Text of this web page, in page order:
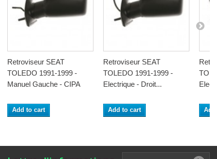
Retroviseur SEAT
TOLEDO 1991-1999 -
Manuel Gauche - CIPA
Add to cart
Retroviseur SEAT
TOLEDO 1991-1999 -
Electrique - Droit...
Add to cart